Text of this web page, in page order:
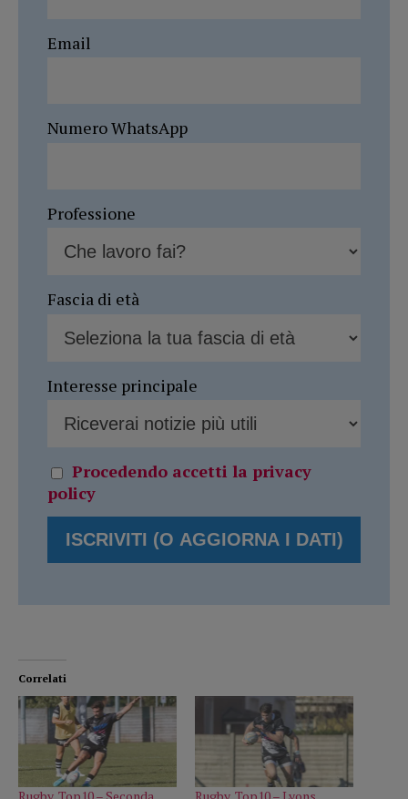
Email
Numero WhatsApp
Professione
Fascia di età
Interesse principale
Procedendo accetti la privacy
policy
Correlati